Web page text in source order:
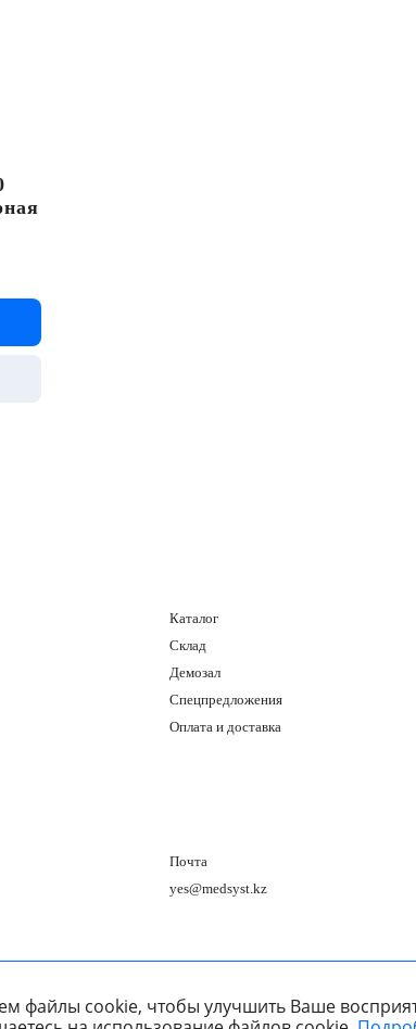
Каталог
Склад
Демозал
Спецпредложения
Оплата и доставка
Почта
yes@medsyst.kz
файлы cookie, чтобы улучшить Ваше